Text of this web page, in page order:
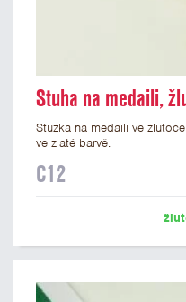
Stuha na medaili,
Stužka na medaili ve
ve zlaté barvě.
C12